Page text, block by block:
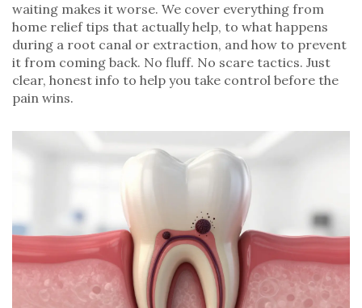
waiting makes it worse. We cover everything from
home relief tips that actually help, to what happens
during a root canal or extraction, and how to prevent
it from coming back. No fluff. No scare tactics. Just
clear, honest info to help you take control before the
pain wins.